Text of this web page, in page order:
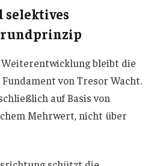
bleibt die
von Tresor Wacht.
auf Basis von
Mehrwert, nicht über